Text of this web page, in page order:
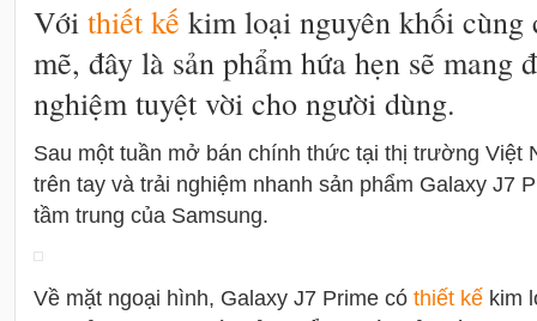
Với thiết kế kim loại nguyên khối cùng
mẽ, đây là sản phẩm hứa hẹn sẽ mang
nghiệm tuyệt vời cho người dùng.
Sau một tuần mở bán chính thức tại thị trường Việt
trên tay và trải nghiệm nhanh sản phẩm Galaxy J7
tầm trung của Samsung.
Về mặt ngoại hình, Galaxy J7 Prime có thiết kế kim